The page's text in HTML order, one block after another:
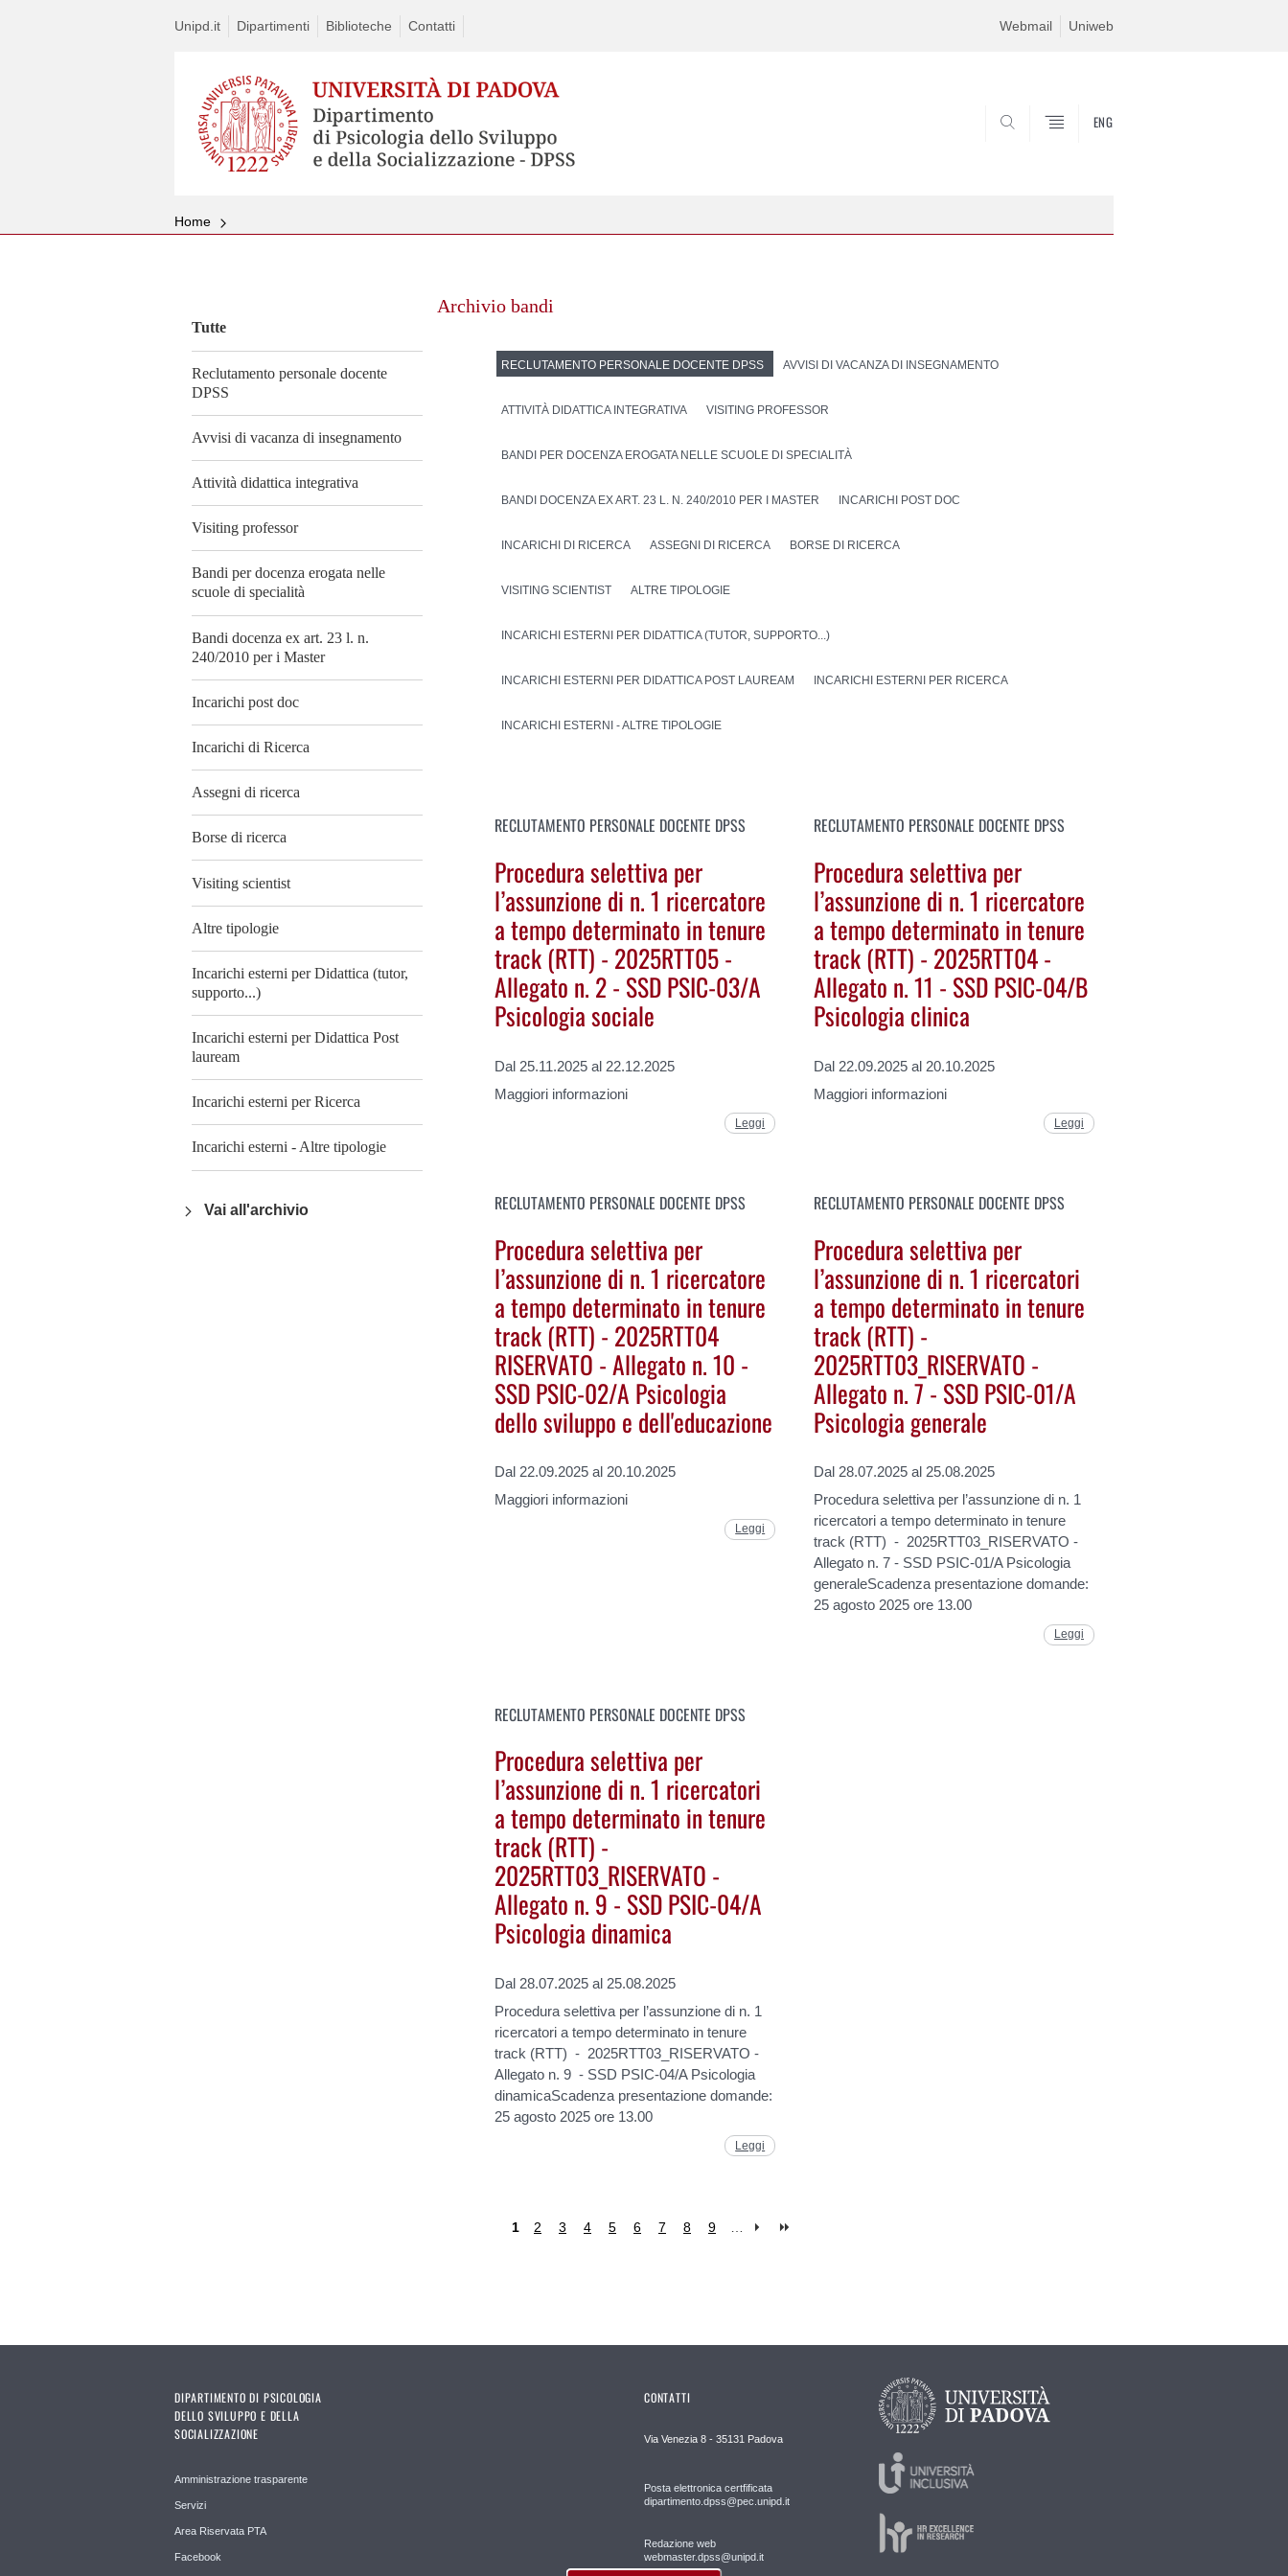
Unipd.it Dipartimenti Biblioteche Contatti Webmail Uniweb
ENG
Home
Tutte
Reclutamento personale docente
DPSS
Avvisi di vacanza di insegnamento
Attività didattica integrativa
Visiting professor
Bandi per docenza erogata nelle
scuole di specialità
Bandi docenza ex art. 23 l. n.
240/2010 per i Master
Incarichi post doc
Incarichi di Ricerca
Assegni di ricerca
Borse di ricerca
Visiting scientist
Altre tipologie
Incarichi esterni per Didattica (tutor,
supporto...)
Incarichi esterni per Didattica Post
lauream
Incarichi esterni per Ricerca
Incarichi esterni - Altre tipologie
Vai all'archivio
Archivio bandi
RECLUTAMENTO PERSONALE DOCENTE DPSS AVVISI DI VACANZA DI INSEGNAMENTO
ATTIVITÀ DIDATTICA INTEGRATIVA VISITING PROFESSOR
BANDI PER DOCENZA EROGATA NELLE SCUOLE DI SPECIALITÀ
BANDI DOCENZA EX ART. 23 L. N. 240/2010 PER I MASTER INCARICHI POST DOC
INCARICHI DI RICERCA ASSEGNI DI RICERCA BORSE DI RICERCA
VISITING SCIENTIST ALTRE TIPOLOGIE
INCARICHI ESTERNI PER DIDATTICA (TUTOR, SUPPORTO...)
INCARICHI ESTERNI PER DIDATTICA POST LAUREAM INCARICHI ESTERNI PER RICERCA
INCARICHI ESTERNI - ALTRE TIPOLOGIE
RECLUTAMENTO PERSONALE DOCENTE DPSS
Procedura selettiva per
l’assunzione di n. 1 ricercatore
a tempo determinato in tenure
track (RTT) - 2025RTT05 -
Allegato n. 2 - SSD PSIC-03/A
Psicologia sociale
Dal 25.11.2025 al 22.12.2025
Maggiori informazioni
Leggi
RECLUTAMENTO PERSONALE DOCENTE DPSS
Procedura selettiva per
l’assunzione di n. 1 ricercatore
a tempo determinato in tenure
track (RTT) - 2025RTT04 -
Allegato n. 11 - SSD PSIC-04/B
Psicologia clinica
Dal 22.09.2025 al 20.10.2025
Maggiori informazioni
Leggi
RECLUTAMENTO PERSONALE DOCENTE DPSS
Procedura selettiva per
l’assunzione di n. 1 ricercatore
a tempo determinato in tenure
track (RTT) - 2025RTT04
RISERVATO - Allegato n. 10 -
SSD PSIC-02/A Psicologia
dello sviluppo e dell'educazione
Dal 22.09.2025 al 20.10.2025
Maggiori informazioni
Leggi
RECLUTAMENTO PERSONALE DOCENTE DPSS
Procedura selettiva per
l’assunzione di n. 1 ricercatori
a tempo determinato in tenure
track (RTT) -
2025RTT03_RISERVATO -
Allegato n. 7 - SSD PSIC-01/A
Psicologia generale
Dal 28.07.2025 al 25.08.2025
Procedura selettiva per l’assunzione di n. 1
ricercatori a tempo determinato in tenure
track (RTT) - 2025RTT03_RISERVATO -
Allegato n. 7 - SSD PSIC-01/A Psicologia
generaleScadenza presentazione domande:
25 agosto 2025 ore 13.00
Leggi
RECLUTAMENTO PERSONALE DOCENTE DPSS
Procedura selettiva per
l’assunzione di n. 1 ricercatori
a tempo determinato in tenure
track (RTT) -
2025RTT03_RISERVATO -
Allegato n. 9 - SSD PSIC-04/A
Psicologia dinamica
Dal 28.07.2025 al 25.08.2025
Procedura selettiva per l’assunzione di n. 1
ricercatori a tempo determinato in tenure
track (RTT) - 2025RTT03_RISERVATO -
Allegato n. 9 - SSD PSIC-04/A Psicologia
dinamicaScadenza presentazione domande:
25 agosto 2025 ore 13.00
Leggi
1 2 3 4 5 6 7 8 9 …
DIPARTIMENTO DI PSICOLOGIA
DELLO SVILUPPO E DELLA
SOCIALIZZAZIONE
Amministrazione trasparente
Servizi
Area Riservata PTA
Facebook
CONTATTI
Via Venezia 8 - 35131 Padova
Posta elettronica certfificata
dipartimento.dpss@pec.unipd.it
Redazione web
webmaster.dpss@unipd.it